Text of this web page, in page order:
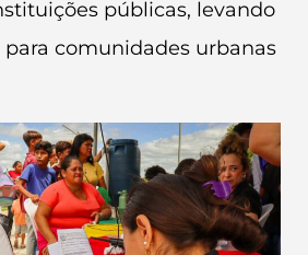
públicas, levando
para comunidades urbanas